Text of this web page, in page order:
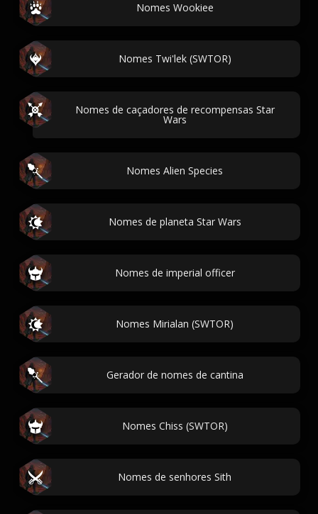
Nomes Wookiee
Nomes Twi'lek (SWTOR)
Nomes de caçadores de recompensas Star
Wars
Nomes Alien Species
Nomes de planeta Star Wars
Nomes de imperial officer
Nomes Mirialan (SWTOR)
Gerador de nomes de cantina
Nomes Chiss (SWTOR)
Nomes de senhores Sith